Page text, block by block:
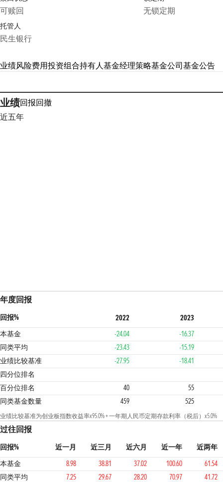
可赎回 无锁定期
托管人
民生银行
业绩风险费用投资组合持有人基金经理策略基金公司基金公告
业绩回报回撤
近五年
年度回报
回报% 2022
2023
本基金
-24.04
-16.37
同类平均
-23.43
-15.19
业绩比较基准
-27.95
-18.41
四分位排名
2 3 3
百分位排名 40
55
同类基金数量
459 525
业绩比较基准为创业板指数收益率x95.0% + 一年期人民币定期存款利率（税后）x5.0%
过往回报
回报% 近一月 近三月 近六月 近一年
近两年
本基金
8.98 38.81 37.02 100.60
61.54
同类平均
7.25 29.67 28.20 70.97
41.72